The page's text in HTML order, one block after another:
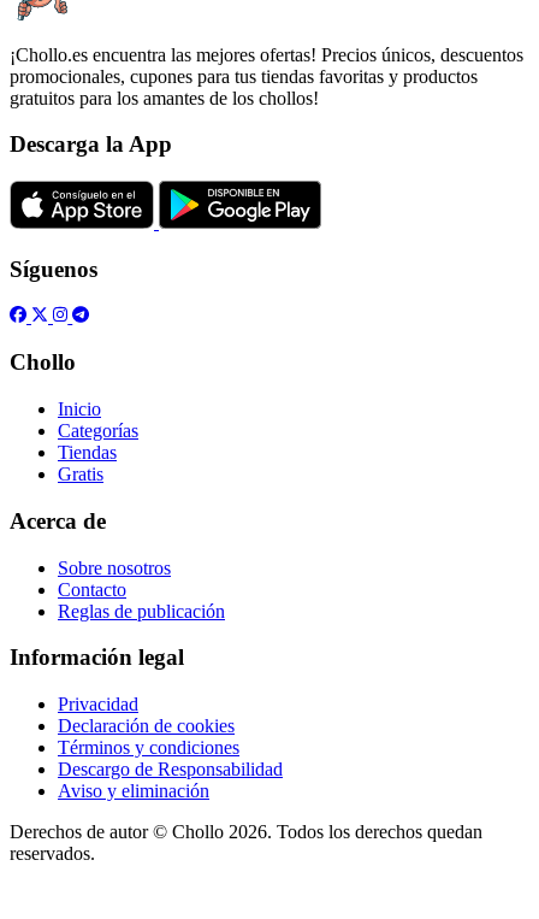
¡Chollo.es encuentra las mejores ofertas! Precios únicos, descuentos
promocionales, cupones para tus tiendas favoritas y productos
gratuitos para los amantes de los chollos!
Descarga la App
Síguenos
Chollo
Inicio
Categorías
Tiendas
Gratis
Acerca de
Sobre nosotros
Contacto
Reglas de publicación
Información legal
Privacidad
Declaración de cookies
Términos y condiciones
Descargo de Responsabilidad
Aviso y eliminación
Derechos de autor © Chollo 2026. Todos los derechos quedan
reservados.